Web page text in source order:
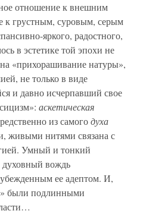
отношение к внешним
к грустным, суровым, серым
яркого, радостного,
в эстетике той эпохи не
«прихорашивание натуры»,
не только в виде
и давно исчерпавший свое
аскетическая
из самогодуха
живыми нитями связана с
Умный и тонкий
вождь
ее адептом. И,
были подлинными